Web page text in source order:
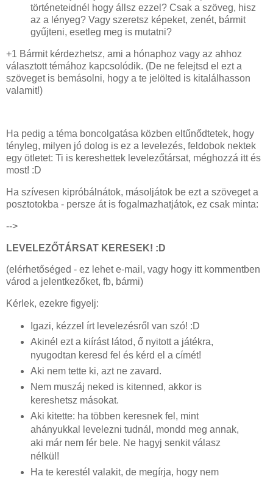
történeteidnél hogy állsz ezzel? Csak a szöveg, hisz
az a lényeg? Vagy szeretsz képeket, zenét, bármit
gyűjteni, esetleg meg is mutatni?
+1 Bármit kérdezhetsz, ami a hónaphoz vagy az ahhoz
választott témához kapcsolódik. (De ne felejtsd el ezt a
szöveget is bemásolni, hogy a te jelölted is kitalálhasson
valamit!)
Ha pedig a téma boncolgatása közben eltűnődtetek, hogy
tényleg, milyen jó dolog is ez a levelezés, feldobok nektek
egy ötletet: Ti is kereshettek levelezőtársat, méghozzá itt és
most! :D
Ha szívesen kipróbálnátok, másoljátok be ezt a szöveget a
posztotokba - persze át is fogalmazhatjátok, ez csak minta:
-->
LEVELEZŐTÁRSAT KERESEK! :D
(elérhetőséged - ez lehet e-mail, vagy hogy itt kommentben
várod a jelentkezőket, fb, bármi)
Kérlek, ezekre figyelj:
Igazi, kézzel írt levelezésről van szó! :D
Akinél ezt a kiírást látod, ő nyitott a játékra,
nyugodtan keresd fel és kérd el a címét!
Aki nem tette ki, azt ne zavard.
Nem muszáj neked is kitenned, akkor is
kereshetsz másokat.
Aki kitette: ha többen keresnek fel, mint
ahányukkal levelezni tudnál, mondd meg annak,
aki már nem fér bele. Ne hagyj senkit válasz
nélkül!
Ha te kerestél valakit, de megírja, hogy nem